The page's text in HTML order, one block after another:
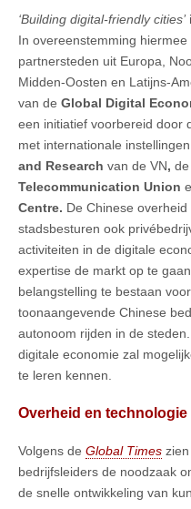
‘Building digital-friendly cities’
In overeenstemming
partnersteden uit Europa,
Midden-Oosten en Latijns-
van de Global Digital
een initiatief voorbereid door
met internationale
and Research van de VN, de
Telecommunication Union
Centre. De Chinese
stadsbesturen ook
activiteiten in de digitale
expertise de markt op te
belangstelling te bestaan
toonaangevende Chinese
autonoom rijden in de
digitale economie zal
te leren kennen.
Overheid en technologie
Volgens de Global Times
bedrijfsleiders de noodzaak
de snelle ontwikkeling van